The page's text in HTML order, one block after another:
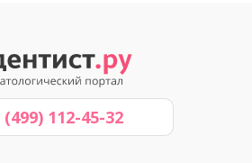
(499) 112-45-32